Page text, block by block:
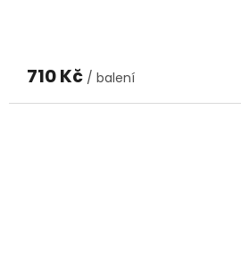
710 Kč / balení